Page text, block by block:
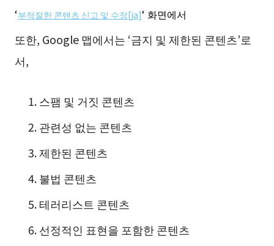
‘부적절한 콘텐츠 신고 및 수정[ja]‘ 화면에서
또한, Google 맵에서는 ‘금지 및 제한된 콘텐츠’로
서,
스팸 및 거짓 콘텐츠
관련성 없는 콘텐츠
제한된 콘텐츠
불법 콘텐츠
테러리스트 콘텐츠
선정적인 표현을 포함한 콘텐츠